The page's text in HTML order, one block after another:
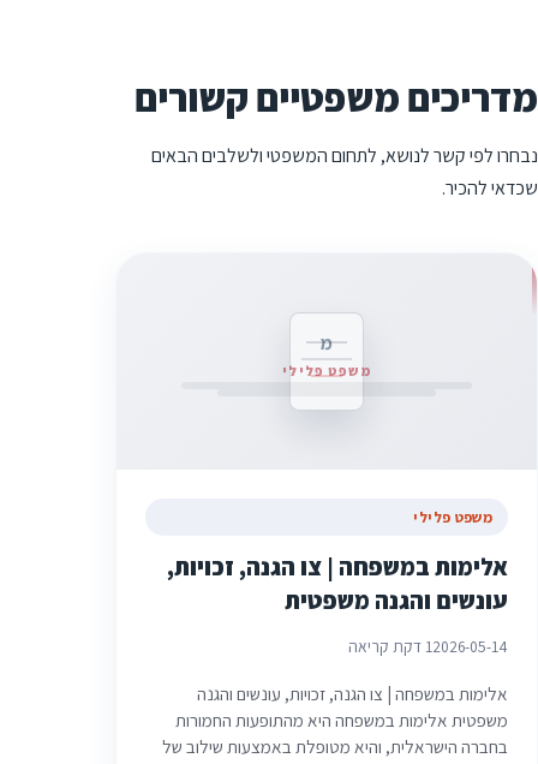
מדריכים משפטיים קשורים
נבחרו לפי קשר לנושא, לתחום המשפטי ולשלבים הבאים
שכדאי להכיר.
מ
משפט פלילי
משפט פלילי
אלימות במשפחה | צו הגנה, זכויות,
עונשים והגנה משפטית
2026-05-141 דקת קריאה
אלימות במשפחה | צו הגנה, זכויות, עונשים והגנה
משפטית אלימות במשפחה היא מהתופעות החמורות
בחברה הישראלית, והיא מטופלת באמצעות שילוב של